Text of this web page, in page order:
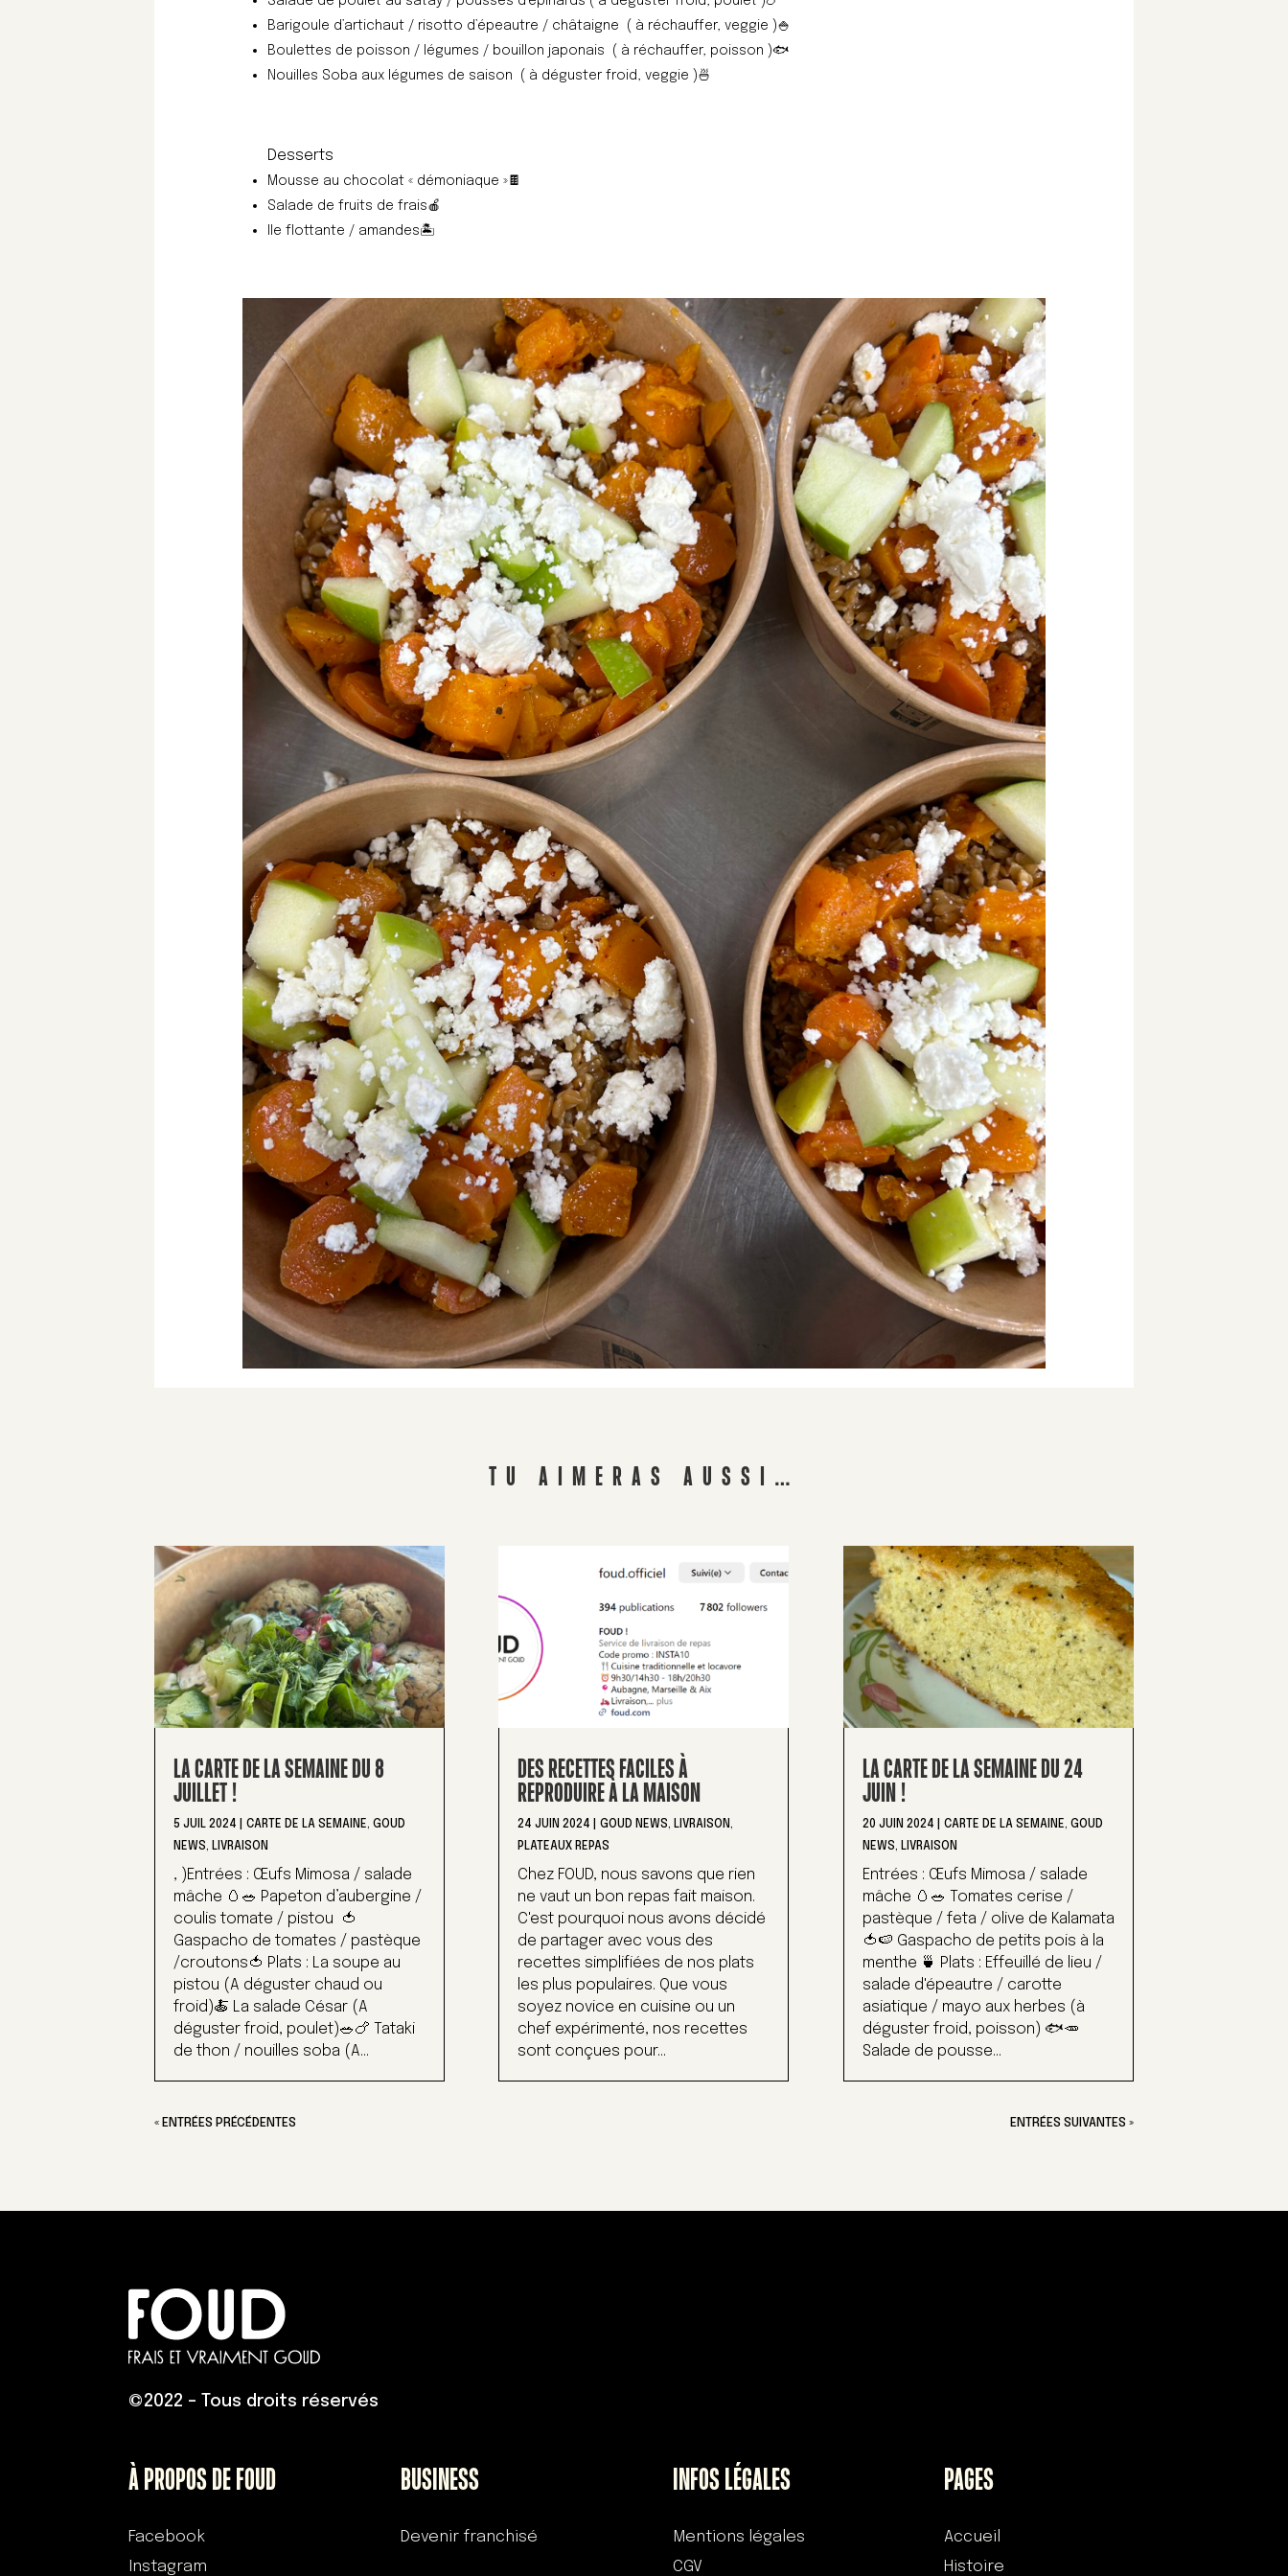
Barigoule d’artichaut / risotto d’épeautre / châtaigne ( à réchauffer, veggie )🍚
Boulettes de poisson / légumes / bouillon japonais ( à réchauffer, poisson )🐟
Nouilles Soba aux légumes de saison ( à déguster froid, veggie )🍜
Desserts
Mousse au chocolat « démoniaque » 🍫
Salade de fruits de frais🍎
Ile flottante / amandes🏝️
TU AIMERAS AUSSI…
LA CARTE DE LA SEMAINE DU 8
JUILLET !
5 JUIL 2024 |CARTE DE LA SEMAINE,GOUD
NEWS, LIVRAISON
, )Entrées : Œufs Mimosa / salade
mâche 🥚🥗 Papeton d’aubergine /
coulis tomate / pistou 🍅
Gaspacho de tomates / pastèque
/croutons🍅 Plats : La soupe au
pistou (A déguster chaud ou
froid)🍝 La salade César (A
déguster froid, poulet)🥗🍗 Tataki
de thon / nouilles soba (A...
DES RECETTES FACILES À
REPRODUIRE À LA MAISON
24 JUIN 2024 |GOUD NEWS, LIVRAISON,
PLATEAUX REPAS
Chez FOUD, nous savons que rien
ne vaut un bon repas fait maison.
C'est pourquoi nous avons décidé
de partager avec vous des
recettes simplifiées de nos plats
les plus populaires. Que vous
soyez novice en cuisine ou un
chef expérimenté, nos recettes
sont conçues pour...
LA CARTE DE LA SEMAINE DU 24
JUIN !
20 JUIN 2024 CARTE DE LA SEMAINE, GOUD
NEWS, LIVRAISON
Entrées : Œufs Mimosa / salade
mâche 🥚🥗 Tomates cerise /
pastèque / feta / olive de Kalamata
🍅🍉 Gaspacho de petits pois à la
menthe 🍵 Plats : Effeuillé de lieu /
salade d'épeautre / carotte
asiatique / mayo aux herbes (à
déguster froid, poisson) 🐟🥕
Salade de pousse...
« ENTRÉES PRÉCÉDENTES ENTRÉES SUIVANTES »
©2022 – Tous droits réservés
À PROPOS DE FOUD
Facebook
Instagram
BUSINESS
Devenir franchisé
INFOS LÉGALES
Mentions légales
CGV
PAGES
Accueil
Histoire